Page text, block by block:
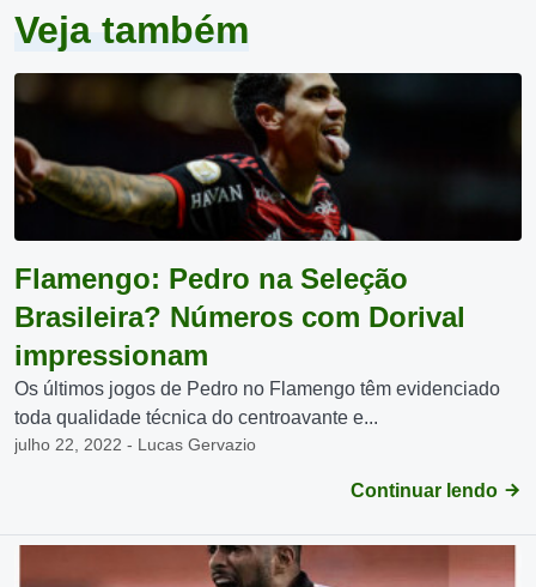
Veja também
Flamengo: Pedro na Seleção
Brasileira? Números com Dorival
impressionam
Os últimos jogos de Pedro no Flamengo têm evidenciado
toda qualidade técnica do centroavante e...
julho 22, 2022 - Lucas Gervazio
Continuar lendo